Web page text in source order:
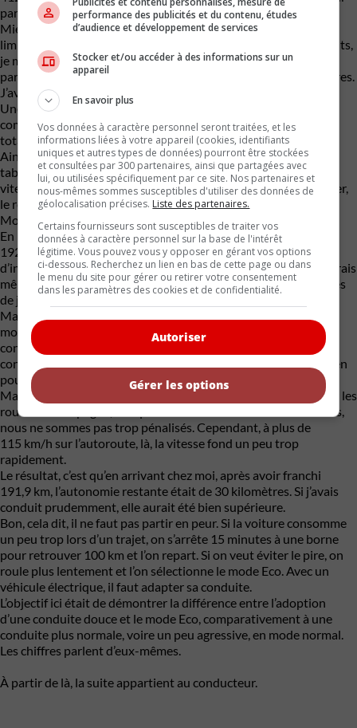
paniquer.
Mieux, en traversant quelques zones de constructions, où la
limite était à 70 km/h et où les ralentissements étaient fréquents,
je me suis retrouvé avec un calcul où le total de kilomètres
parcourus et de l’autonomie restante en arrivait à 525 kilomètres.
J’avais donc regagné de l’autonomie.
Une fois à destination, après avoir parcouru 197,5 km, le
compteur affichait une liberté restante de 322 km. Une perte
totale de deux kilomètres sur 200 km. Excellent.
Ainsi, il est donc possible de parcourir ce qui est indiqué au
tableau de bord à vitesse d’autoroute, mais en mode Eco et à la
vitesse prescrite. Car, comme vous allez rapidement le constater,
le retour n’a pas donné les mêmes résultats.
Mode normal, vitesse entre 115 et 120 km/h
En repartant de chez mon amie, le tracé recommandé était de
192 km. Considérant qu’il me restait 322 km, il n’y avait pas
d’inquiétude, en principe. Avec la même façon de conduire, j’aurais
même pu entrer à la maison avec encore environ 127 kilomètres
de jeu.
Mais j’ai décidé de conduire normalement, c’est-à-dire avec le
mode régulier et aux vitesses auxquelles je suis habitué à
conduire. La première chose, c’est qu’en passant au réglage de
conduite normal, l’autonomie possible est passée à 310 km. Rien
pour paniquer.
Mais rapidement, j’ai réalisé que la partie serait plus serrée. Sur les
routes de campagne, lorsqu’on roule à moins de 100 kilomètres,
nous ne sommes pas trop pénalisés. Cependant, à plus de
115 km/h sur l’autoroute, là, la vitesse fond un peu trop
rapidement.
Le résultat, c’est qu’en arrivant chez moi, après avoir franchi
191,9 km, l’autonomie restante était de 30 kilomètres. Si j’avais
conduit prudemment, elle aurait été bien supérieure.
Bon, cela dit, il ne faut pas partir en peur. Si la voiture consomme
un peu trop lors d’un trajet, on s’arrête 15 minutes à une borne
pour retrouver 100 km et l’on repart. Si on veut éviter le pire, on
roule plus lentement et l’on sélectionne le mode Eco. Avec un
véhicule électrique, il faut adapter sa conduite.
L’objectif ici était de démontrer la différence entre l’adoption
d’une conduite douce et le mode Eco, comparativement à une
conduite plus normale, voire un peu agressive, en mode normal.
Les chiffres parlent d’eux-mêmes.
À partir de là, la suite appartient au conducteur.
performance des publicités et du contenu, études
d’audience et développement de services
Stocker et/ou accéder à des informations sur un
appareil
En savoir plus
Vos données à caractère personnel seront traitées, et les
informations liées à votre appareil (cookies, identifiants
uniques et autres types de données) pourront être stockées
et consultées par 300 partenaires, ainsi que partagées avec
lui, ou utilisées spécifiquement par ce site. Nos partenaires et
nous-mêmes sommes susceptibles d'utiliser des données de
géolocalisation précises. Liste des partenaires.
Certains fournisseurs sont susceptibles de traiter vos
données à caractère personnel sur la base de l'intérêt
légitime. Vous pouvez vous y opposer en gérant vos options
ci-dessous. Recherchez un lien en bas de cette page ou dans
le menu du site pour gérer ou retirer votre consentement
dans les paramètres des cookies et de confidentialité.
Autoriser
Gérer les options